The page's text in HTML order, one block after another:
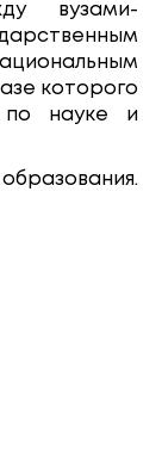
вузами-
которого
по науке и